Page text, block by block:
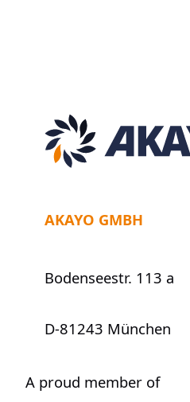
AKAYO GMBH
Bodenseestr. 113 a
D-81243 München
A proud member of